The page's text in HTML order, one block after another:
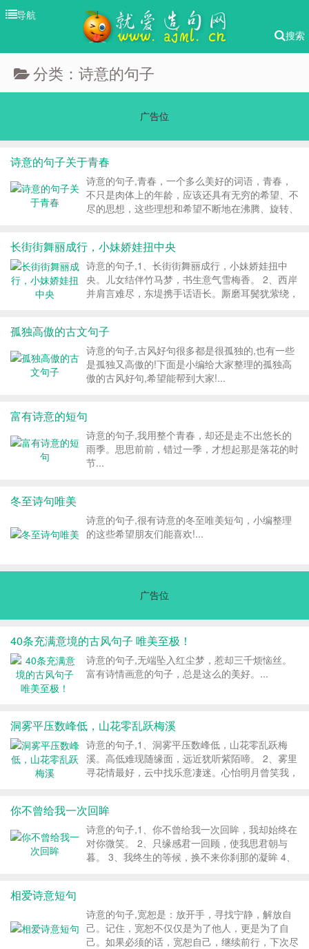
导航
搜索
分类：诗意的句子
广告位
诗意的句子关于青春
诗意的句子,青春，一个多么美好的词语，青春，
不只是肉体上的年龄，应该还具有无穷的希望、不
尽的思想，这些理想和希望不断地在沸腾、旋转、
它会逝去。第一句子小编为你整理【诗意的句子关
于青春】，让我们拥有一个不悔的青春。...
长街街舞丽成行，小妹娇娃扭中央
诗意的句子,1、长街街舞丽成行，小妹娇娃扭中
央。儿女结伴竹马梦，书生意气雪梅香。 2、西岸
并肩言难尽，东堤携手话语长。厮磨耳鬓犹萦绕，
粉艳无声沐春风，蜜蜂着意粲然行。...
孤独高傲的古文句子
诗意的句子,古风好句很多都是很孤独的,也有一些
是孤独又高傲的!下面是小编给大家整理的孤独高
傲的古风好句,希望能帮到大家!...
富有诗意的短句
诗意的句子,我用整个青春，却还是走不出悠长的
雨季。思思前前，错过一季，才想起那是落花的时
节...
冬至诗句唯美
诗意的句子,很有诗意的冬至唯美短句，小编整理
的这些希望朋友们能喜欢!...
广告位
40条充满意境的古风句子 唯美至极！
诗意的句子,无端坠入红尘梦，惹却三千烦恼丝。
富有诗情画意的句子，总是这么的美好。...
洞雾平压数峰低，山花零乱跃梅溪
诗意的句子,1、洞雾平压数峰低，山花零乱跃梅
溪。高低难现随缘面，远近犹听紫陌啼。 2、雾里
寻花情最好，云中找乐意凄迷。心怡明月曾笑我，
吐声不安移山后，收襟忐忑踏云根。...
你不曾给我一次回眸
诗意的句子,1、你不曾给我一次回眸，我却始终在
对你微笑。 2、只缘感君一回顾，使我思君朝与
暮。 3、我终生的等候，换不来你刹那的凝眸 4、
相爱诗意短句
诗意的句子,宽恕是：放开手，寻找宁静，解放自
己。记住，宽恕不仅仅是为了他人，更是为了自
己。如果必须的话，宽恕自己，继续前行，下次尽